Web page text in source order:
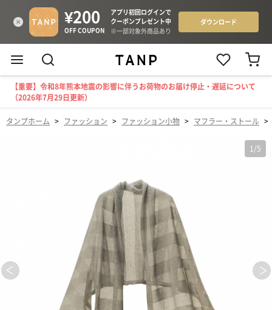
【重要】令和8年熊本地震の影響に伴うお荷物のお届け停止・遅延について
（2026年7月29日更新）
タンプホーム > ファッション > ファッション小物 > マフラー・ストール >
1 /5